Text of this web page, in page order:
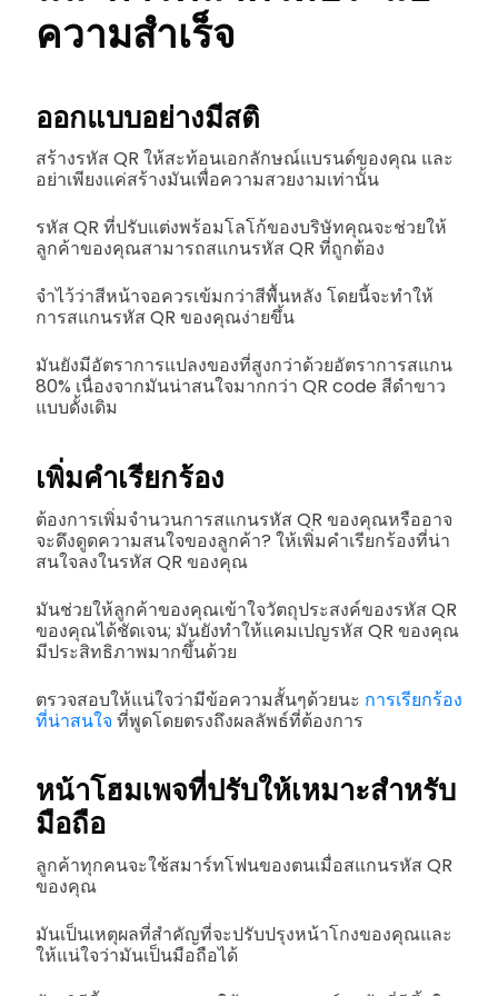
ความสำเร็จ
ออกแบบอย่างมีสติ
สร้างรหัส QR ให้สะท้อนเอกลักษณ์แบรนด์ของคุณ และ
อย่าเพียงแค่สร้างมันเพื่อความสวยงามเท่านั้น
รหัส QR ที่ปรับแต่งพร้อมโลโก้ของบริษัทคุณจะช่วยให้
ลูกค้าของคุณสามารถสแกนรหัส QR ที่ถูกต้อง
จำไว้ว่าสีหน้าจอควรเข้มกว่าสีพื้นหลัง โดยนี้จะทำให้
การสแกนรหัส QR ของคุณง่ายขึ้น
มันยังมีอัตราการแปลงของที่สูงกว่าด้วยอัตราการสแกน
80% เนื่องจากมันน่าสนใจมากกว่า QR code สีดำขาว
แบบดั้งเดิม
เพิ่มคำเรียกร้อง
ต้องการเพิ่มจำนวนการสแกนรหัส QR ของคุณหรืออาจ
จะดึงดูดความสนใจของลูกค้า? ให้เพิ่มคำเรียกร้องที่น่า
สนใจลงในรหัส QR ของคุณ
มันช่วยให้ลูกค้าของคุณเข้าใจวัตถุประสงค์ของรหัส QR
ของคุณได้ชัดเจน; มันยังทำให้แคมเปญรหัส QR ของคุณ
มีประสิทธิภาพมากขึ้นด้วย
ตรวจสอบให้แน่ใจว่ามีข้อความสั้นๆด้วยนะ การเรียกร้อง
ที่น่าสนใจ ที่พูดโดยตรงถึงผลลัพธ์ที่ต้องการ
หน้าโฮมเพจที่ปรับให้เหมาะสำหรับ
มือถือ
ลูกค้าทุกคนจะใช้สมาร์ทโฟนของตนเมื่อสแกนรหัส QR
ของคุณ
มันเป็นเหตุผลที่สำคัญที่จะปรับปรุงหน้าโกงของคุณและ
ให้แน่ใจว่ามันเป็นมือถือได้